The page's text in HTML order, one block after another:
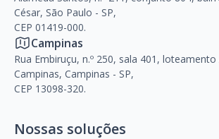
César, São Paulo - SP,
CEP 01419-000.
Campinas
Rua Embiruçu, n.º 250, sala 401, loteamento
Campinas, Campinas - SP,
CEP 13098-320.
Nossas soluções